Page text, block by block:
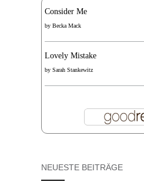
Consider Me
by Becka Mack
Lovely Mistake
by Sarah Stankewitz
NEUESTE BEITRÄGE